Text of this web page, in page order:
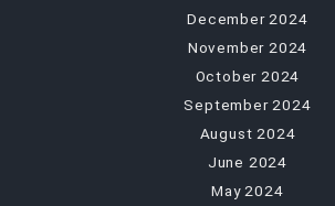
December 2024
November 2024
October 2024
September 2024
August 2024
June 2024
May 2024